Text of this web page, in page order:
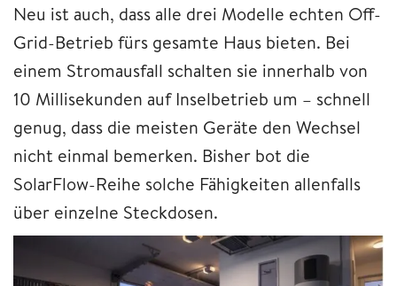
Neu ist auch, dass alle drei Modelle echten Off-
Grid-Betrieb fürs gesamte Haus bieten. Bei
einem Stromausfall schalten sie innerhalb von
10 Millisekunden auf Inselbetrieb um – schnell
genug, dass die meisten Geräte den Wechsel
nicht einmal bemerken. Bisher bot die
SolarFlow-Reihe solche Fähigkeiten allenfalls
über einzelne Steckdosen.